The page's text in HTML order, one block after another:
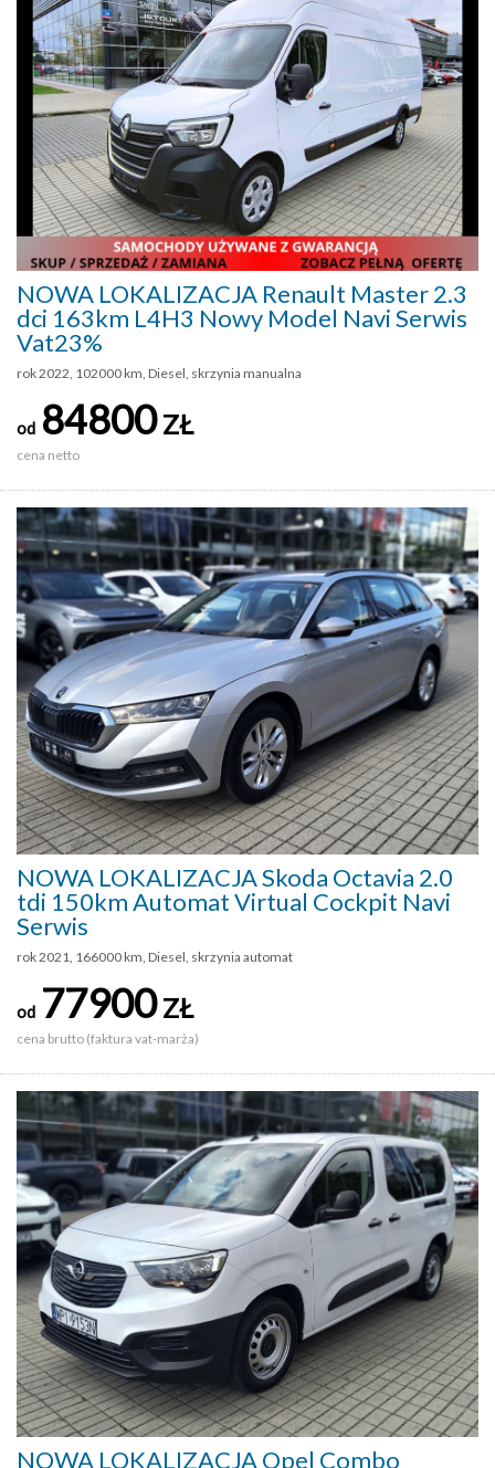
NOWA LOKALIZACJA Renault Master 2.3
dci 163km L4H3 Nowy Model Navi Serwis
Vat23%
rok 2022, 102000 km, Diesel, skrzynia manualna
od 84800ZŁ
cena netto
NOWA LOKALIZACJA Skoda Octavia 2.0
tdi 150km Automat Virtual Cockpit Navi
Serwis
rok 2021, 166000 km, Diesel, skrzynia automat
od 77900ZŁ
cena brutto (faktura vat-marża)
NOWA LOKALIZACJA Opel Combo